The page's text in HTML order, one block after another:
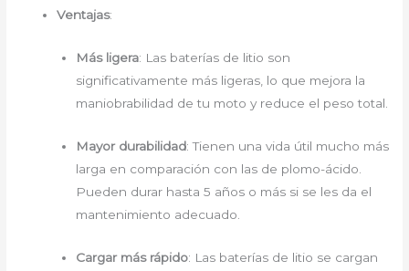
Ventajas:
Más ligera: Las baterías de litio son
significativamente más ligeras, lo que mejora la
maniobrabilidad de tu moto y reduce el peso total.
Mayor durabilidad: Tienen una vida útil mucho más
larga en comparación con las de plomo-ácido.
Pueden durar hasta 5 años o más si se les da el
mantenimiento adecuado.
Cargar más rápido: Las baterías de litio se cargan